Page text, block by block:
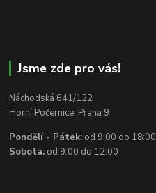
Jsme zde pro vás!
Náchodská 641/122
Horní Počernice, Praha 9
Pondělí - Pátek: od 9:00 do 18:00
Sobota: od 9:00 do 12:00